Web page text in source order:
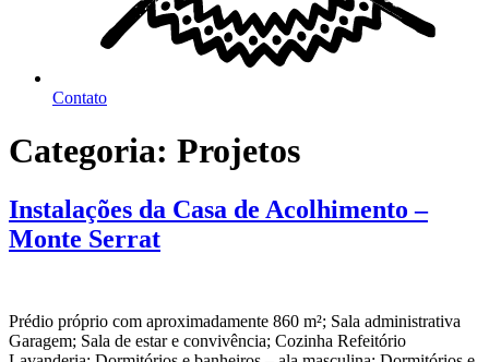
Contato
Categoria: Projetos
Instalações da Casa de Acolhimento –
Monte Serrat
Prédio próprio com aproximadamente 860 m²; Sala administrativa
Garagem; Sala de estar e convivência; Cozinha Refeitório